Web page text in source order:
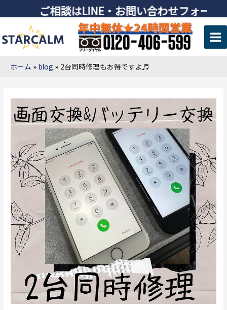
ご相談はLINE・お問い合わせフォーム
ホーム blog 2台同時修理もお得ですよ♬